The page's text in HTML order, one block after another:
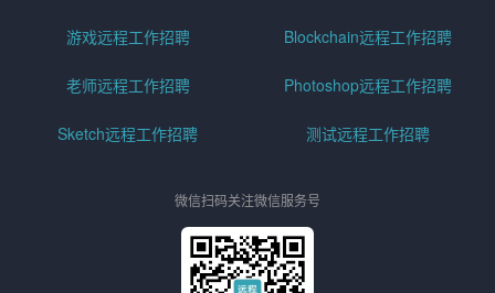
游戏远程工作招聘 Blockchain远程工作招聘
老师远程工作招聘 Photoshop远程工作招聘
Sketch远程工作招聘 测试远程工作招聘
微信扫码关注微信服务号